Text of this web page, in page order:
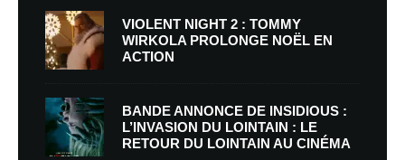
VIOLENT NIGHT 2 : TOMMY
WIRKOLA PROLONGE NOËL EN
ACTION
BANDE ANNONCE DE INSIDIOUS :
L’INVASION DU LOINTAIN : LE
RETOUR DU LOINTAIN AU CINÉMA